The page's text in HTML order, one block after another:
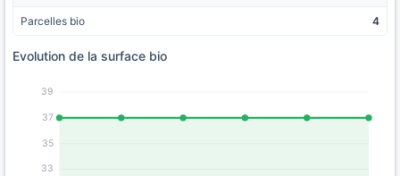
Parcelles bio 4
Evolution de la surface bio
33
35
37
39